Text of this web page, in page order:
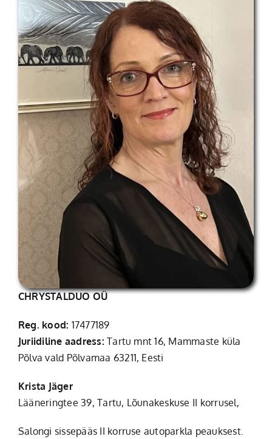
CHRYSTALDUO OÜ
Reg. kood: 17477189
Juriidiline aadress: Tartu mnt 16, Mammaste küla
Põlva vald Põlvamaa 63211, Eesti
Krista Jäger
Lääneringtee 39, Tartu, Lõunakeskuse II korrusel,
Salongi sissepääs II korruse autoparkla peauksest.